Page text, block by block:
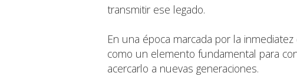
transmitir ese legado.
En una época marcada por la
como un elemento fundamental para
acercarlo a nuevas generaciones.